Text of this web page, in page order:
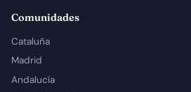
Comunidades
Cataluña
Madrid
Andalucía